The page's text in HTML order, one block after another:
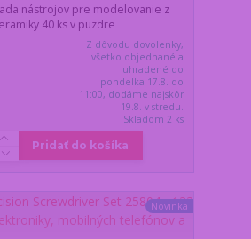
nástrojov pre modelovanie z
40 ks v puzdre
Z dôvodu dovolenky,
všetko objednané a
uhradené do
pondelka 17.8. do
11:00, dodáme najskôr
19.8. v stredu.
Skladom 2 ks
Pridať do košíka
Novinka